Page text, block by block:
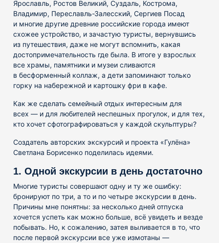
Ярославль, Ростов Великий, Суздаль, Кострома,
Владимир, Переславль-Залесский, Сергиев Посад
и многие другие древние российские города имеют
схожее устройство, и зачастую туристы, вернувшись
из путешествия, даже не могут вспомнить, какая
достопримечательность где была. В итоге у взрослых
все храмы, памятники и музеи сливаются
в бесформенный коллаж, а дети запоминают только
горку на набережной и картошку фри в кафе.
Как же сделать семейный отдых интересным для
всех — и для любителей неспешных прогулок, и для тех,
кто хочет сфотографироваться у каждой скульптуры?
Создатель авторских экскурсий и проекта «Гулёна»
Светлана Борисенко поделилась идеями.
1. Одной экскурсии в день достаточно
Многие туристы совершают одну и ту же ошибку:
бронируют по три, а то и по четыре экскурсии в день.
Причины мне понятны: за несколько дней отпуска
хочется успеть как можно больше, всё увидеть и везде
побывать. Но, к сожалению, затея выливается в то, что
после первой экскурсии все уже измотаны —